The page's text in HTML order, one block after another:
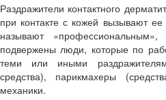
Раздражители контактного
при контакте с кожей вызывают
называют
подвержены люди, которые по
теми или иными
средства), парикмахеры
механики.